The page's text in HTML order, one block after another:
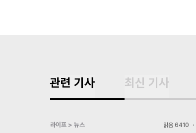
관련 기사 최신 기사
라이프 > 뉴스 읽음 6410 ・